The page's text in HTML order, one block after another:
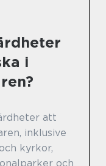
i
att
inklusive
kyrkor,
och